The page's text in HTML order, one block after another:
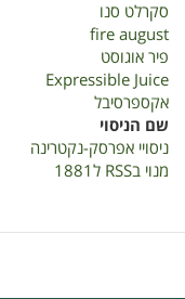
סקרלט סנו
fire august
פיר אוגוסט
Expressible Juice
אקספרסיבל
שם הניסוי
ניסויי אפרסק-נקטרינה
מנוי בRSS ל1881